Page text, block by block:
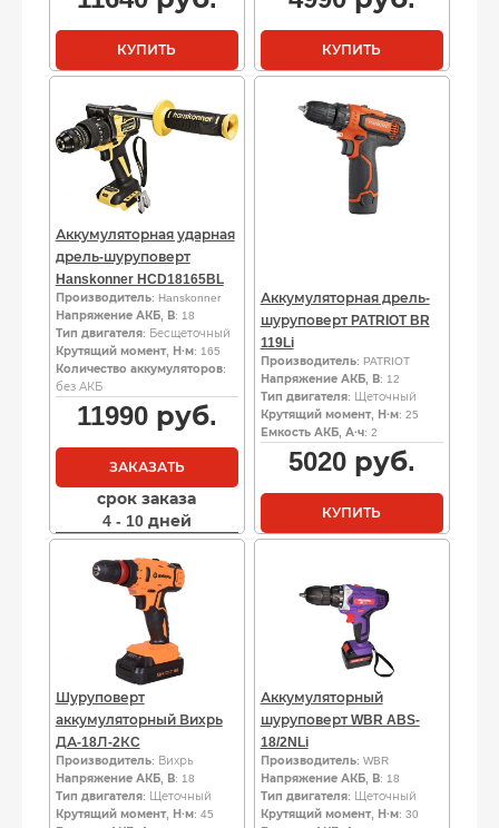
КУПИТЬ КУПИТЬ
Аккумуляторная ударная
дрель-шуруповерт
Hanskonner HCD18165BL
Производитель: Hanskonner
Напряжение АКБ, В: 18
Тип двигателя: Бесщеточный
Крутящий момент, Н·м: 165
Количество аккумуляторов:
без АКБ
11990руб.
ЗАКАЗАТЬ
срок заказа
4 - 10 дней
Аккумуляторная дрель-
шуруповерт PATRIOT BR
119Li
Производитель: PATRIOT
Напряжение АКБ, В: 12
Тип двигателя: Щеточный
Крутящий момент, Н·м: 25
Емкость АКБ, А·ч: 2
5020руб.
КУПИТЬ
Шуруповерт
аккумуляторный Вихрь
ДА-18Л-2КC
Производитель: Вихрь
Напряжение АКБ, В: 18
Тип двигателя: Щеточный
Крутящий момент, Н·м: 45
Аккумуляторный
шуруповерт WBR ABS-
18/2NLi
Производитель: WBR
Напряжение АКБ, В: 18
Тип двигателя: Щеточный
Крутящий момент, Н·м: 30